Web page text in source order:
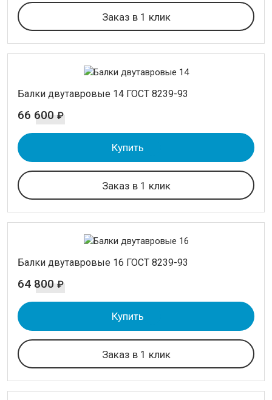
Длина
12 м.
12 м.
Применить
Заказ в 1 клик
Балки двутавровые 14 ГОСТ 8239-93
66 600 ₽
Купить
Заказ в 1 клик
Балки двутавровые 16 ГОСТ 8239-93
64 800 ₽
Купить
Заказ в 1 клик